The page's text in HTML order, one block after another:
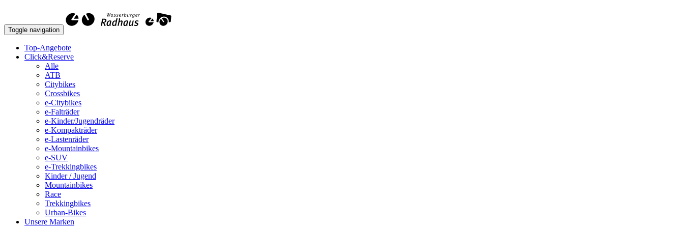
Toggle navigation
Top-Angebote
Click&Reserve
Alle
ATB
Citybikes
Crossbikes
e-Citybikes
e-Falträder
e-Kinder/Jugendräder
e-Kompakträder
e-Lastenräder
e-Mountainbikes
e-SUV
e-Trekkingbikes
Kinder / Jugend
Mountainbikes
Race
Trekkingbikes
Urban-Bikes
Unsere Marken